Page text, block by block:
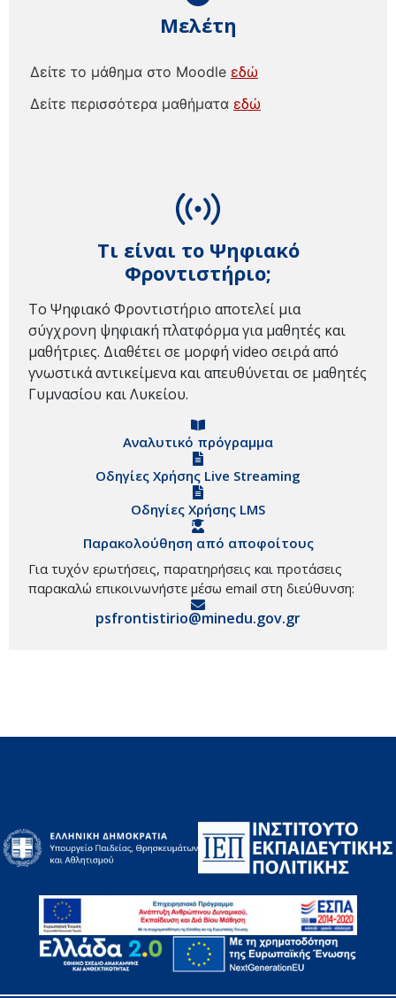
Τι είναι το Ψηφιακό
Φροντιστήριο;
Το Ψηφιακό Φροντιστήριο αποτελεί μια
σύγχρονη ψηφιακή πλατφόρμα για μαθητές και
μαθήτριες. Διαθέτει σε μορφή video σειρά από
γνωστικά αντικείμενα και απευθύνεται σε μαθητές
Γυμνασίου και Λυκείου.
Αναλυτικό πρόγραμμα
Οδηγίες Χρήσης Live Streaming
Οδηγίες Χρήσης LMS
Παρακολούθηση από αποφοίτους
Για τυχόν ερωτήσεις, παρατηρήσεις και προτάσεις
παρακαλώ επικοινωνήστε μέσω email στη διεύθυνση:
psfrontistirio@minedu.gov.gr
Μελέτη
Δείτε το μάθημα στο Moodle εδώ
Δείτε περισσότερα μαθήματα εδώ